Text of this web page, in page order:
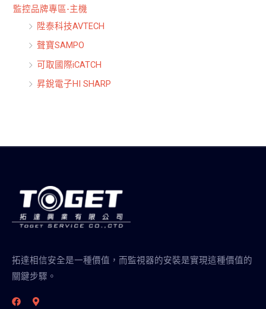
監控品牌專區-主機
陞泰科技AVTECH
聲寶SAMPO
可取國際iCATCH
昇銳電子HI SHARP
拓達相信安全是一種價值，而監視器的安裝是實現這種價值的
關鍵步驟。